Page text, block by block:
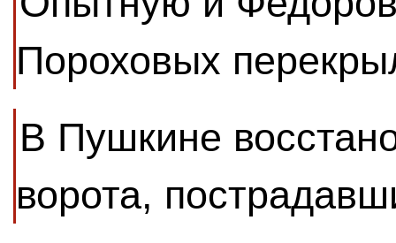
Пороховых
В Пушкине
ворота,